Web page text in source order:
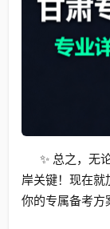
✨ 总之，无
岸关键！现在就
你的专属备考方